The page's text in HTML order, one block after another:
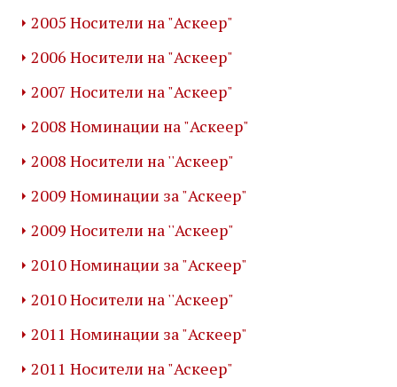
2005 Носители на "Аскеер"
2006 Носители на "Аскеер"
2007 Носители на "Аскеер"
2008 Номинации на "Аскеер"
2008 Носители на ''Аскеер"
2009 Номинации за "Аскеер"
2009 Носители на ''Аскеер"
2010 Номинации за "Аскеер"
2010 Носители на ''Аскеер"
2011 Номинации за "Аскеер"
2011 Носители на "Аскеер"